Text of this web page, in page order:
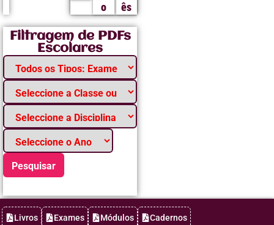
o
ês
Filtragem de PDFs
Escolares
Pesquisar
Livros Exames Módulos Cadernos